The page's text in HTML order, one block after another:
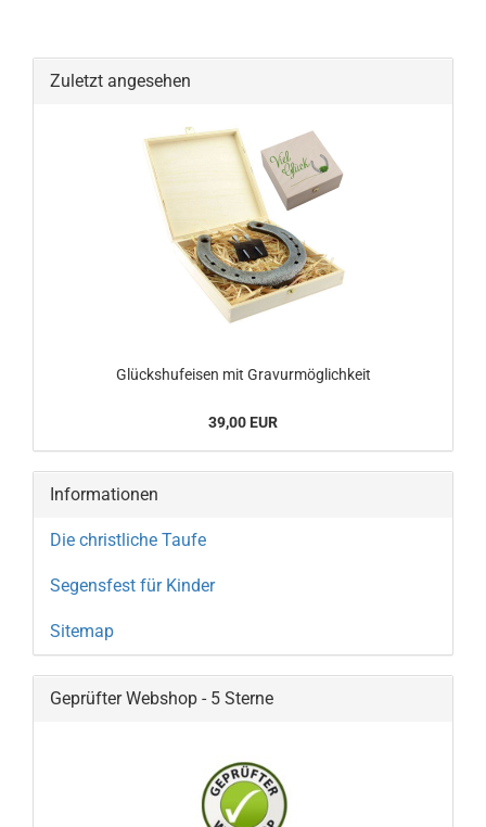
Zuletzt angesehen
Glückshufeisen mit Gravurmöglichkeit
39,00 EUR
Informationen
Die christliche Taufe
Segensfest für Kinder
Sitemap
Geprüfter Webshop - 5 Sterne